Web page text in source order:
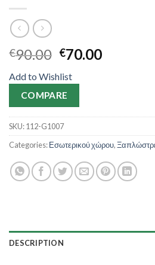
€90.00 €70.00
Add to Wishlist
COMPARE
SKU:112-G1007
Categories:Εσωτερικού χώρου,
DESCRIPTION